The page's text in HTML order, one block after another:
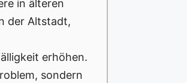
in älteren
der Altstadt,
erhöhen.
sondern